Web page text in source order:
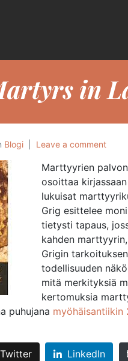
in
Blogi Leave a comment
Marttyyrien
osoittaa kirjassaan
lukuisat
Grig esittelee
tietysti tapaus,
kahden
Grigin
todellisuuden
mitä merkityksiä
kertomuksia
puhujana myöhäisantiikin
Twitter LinkedIn